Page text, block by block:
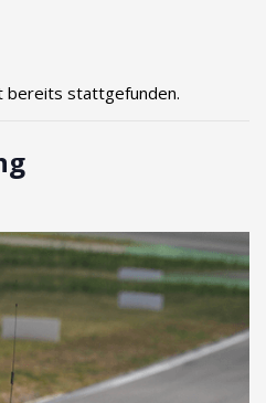
bereits stattgefunden.